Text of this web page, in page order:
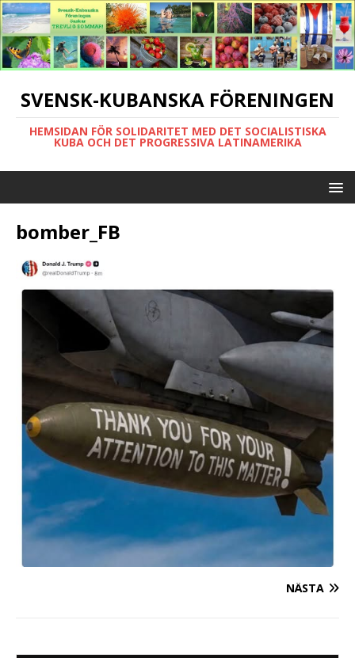
SVENSK-KUBANSKA FÖRENINGEN
HEMSIDAN FÖR SOLIDARITET MED DET SOCIALISTISKA
KUBA OCH DET PROGRESSIVA LATINAMERIKA
bomber_FB
NÄSTA